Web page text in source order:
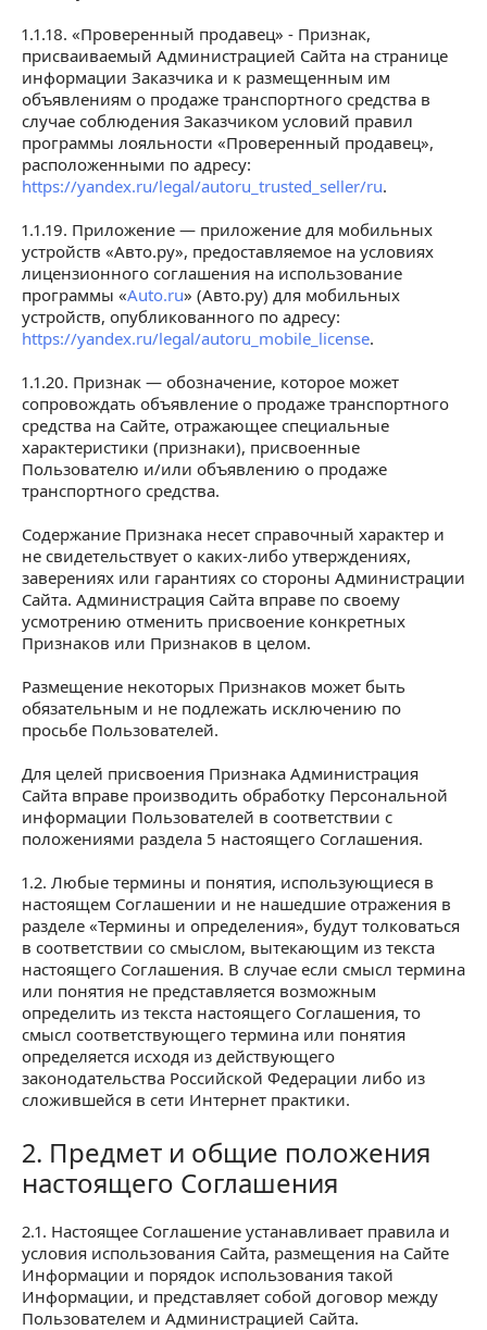
1.1.18. «Проверенный продавец» - Признак,
присваиваемый Администрацией Сайта на странице
информации Заказчика и к размещенным им
объявлениям о продаже транспортного средства в
случае соблюдения Заказчиком условий правил
программы лояльности «Проверенный продавец»,
расположенными по адресу:
https://yandex.ru/legal/autoru_trusted_seller/ru.
1.1.19. Приложение — приложение для мобильных
устройств «Авто.ру», предоставляемое на условиях
лицензионного соглашения на использование
программы «Auto.ru» (Авто.ру) для мобильных
устройств, опубликованного по адресу:
https://yandex.ru/legal/autoru_mobile_license.
1.1.20. Признак — обозначение, которое может
сопровождать объявление о продаже транспортного
средства на Сайте, отражающее специальные
характеристики (признаки), присвоенные
Пользователю и/или объявлению о продаже
транспортного средства.
Содержание Признака несет справочный характер и
не свидетельствует о каких-либо утверждениях,
заверениях или гарантиях со стороны Администрации
Сайта. Администрация Сайта вправе по своему
усмотрению отменить присвоение конкретных
Признаков или Признаков в целом.
Размещение некоторых Признаков может быть
обязательным и не подлежать исключению по
просьбе Пользователей.
Для целей присвоения Признака Администрация
Сайта вправе производить обработку Персональной
информации Пользователей в соответствии с
положениями раздела 5 настоящего Соглашения.
1.2. Любые термины и понятия, использующиеся в
настоящем Соглашении и не нашедшие отражения в
разделе «Термины и определения», будут толковаться
в соответствии со смыслом, вытекающим из текста
настоящего Соглашения. В случае если смысл термина
или понятия не представляется возможным
определить из текста настоящего Соглашения, то
смысл соответствующего термина или понятия
определяется исходя из действующего
законодательства Российской Федерации либо из
сложившейся в сети Интернет практики.
2. Предмет и общие положения настоящего
2. Предмет и общие положения
настоящего Соглашения
2.1. Настоящее Соглашение устанавливает правила и
условия использования Сайта, размещения на Сайте
Информации и порядок использования такой
Информации, и представляет собой договор между
Пользователем и Администрацией Сайта.